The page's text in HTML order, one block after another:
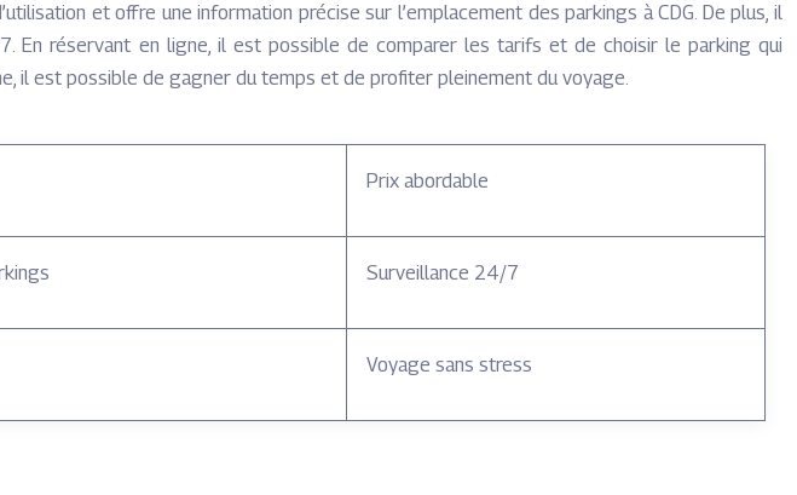
et offre une information précise sur l’emplacement des parkings à CDG. De plus, il
En réservant en ligne, il est possible de comparer les tarifs et de choisir le parking qui
il est possible de gagner du temps et de profiter pleinement du voyage.
Prix abordable
Surveillance 24/7
Voyage sans stress